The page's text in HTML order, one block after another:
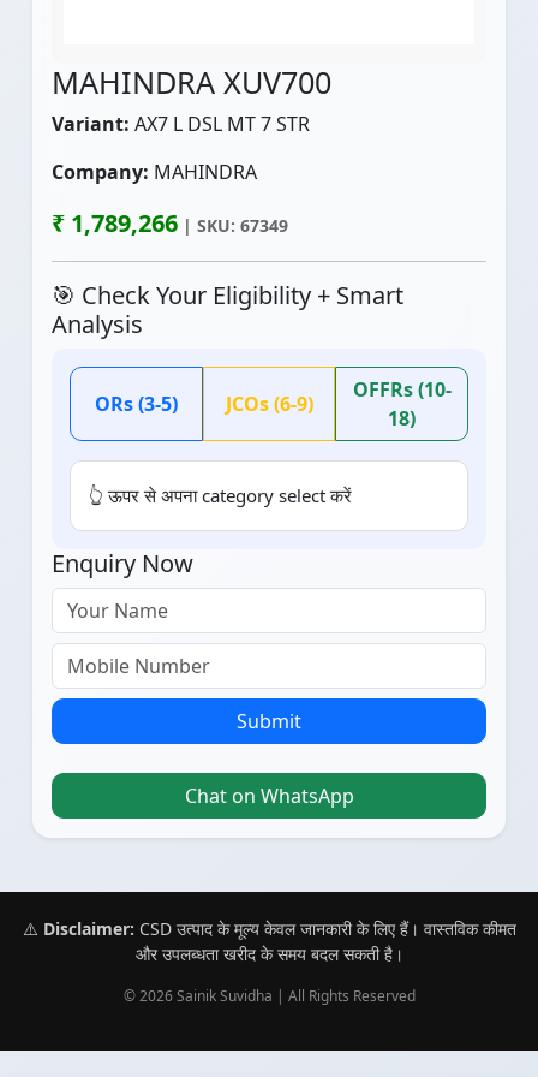
MAHINDRA XUV700
Variant: AX7 L DSL MT 7 STR
Company: MAHINDRA
₹ 1,789,266 | SKU: 67349
🎯 Check Your Eligibility + Smart
Analysis
ORs (3-5) JCOs (6-9)
OFFRs (10-
18)
👆 ऊपर से अपना category select करें
Enquiry Now
Submit
Chat on WhatsApp
⚠️ Disclaimer: CSD उत्पाद के मूल्य केवल जानकारी के लिए हैं। वास्तविक कीमत
और उपलब्धता खरीद के समय बदल सकती है।
© 2026 Sainik Suvidha | All Rights Reserved